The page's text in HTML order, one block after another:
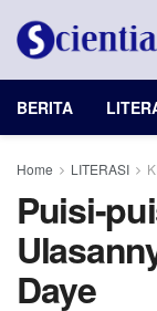
BERITA
Home LITERASI
Puisi-
Daye